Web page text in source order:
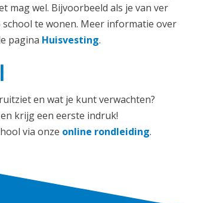
mag wel. Bijvoorbeeld als je van ver
te wonen. Meer informatie over
pagina Huisvesting.
en wat je kunt verwachten?
en krijg een eerste indruk!
via onze online rondleiding.